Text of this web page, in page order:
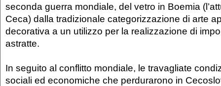
seconda guerra mondiale, del vetro in Boemia
Ceca) dalla tradizionale categorizzazione di arte
decorativa a un utilizzo per la realizzazione di
astratte.
In seguito al conflitto mondiale, le travagliate
sociali ed economiche che perdurarono in